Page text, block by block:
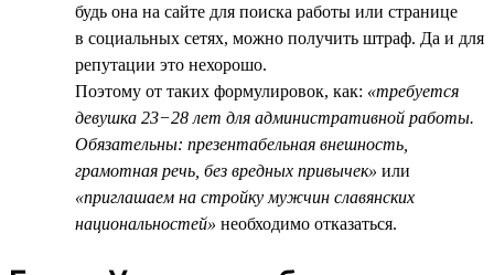
будь она на сайте для поиска работы или странице
в социальных сетях, можно получить штраф. Да и для
репутации это нехорошо.
Поэтому от таких формулировок, как: «требуется
девушка 23−28 лет для административной работы.
Обязательны: презентабельная внешность,
грамотная речь, без вредных привычек» или
«приглашаем на стройку мужчин славянских
национальностей» необходимо отказаться.